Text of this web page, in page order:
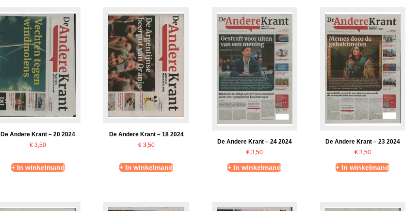
De Andere Krant – 20 2024
€ 3,50
+ In winkelmand
De Andere Krant – 18 2024
€3,50
+ In winkelmand
De Andere Krant – 24 2024
€3,50
+ In winkelmand
De Andere Krant – 23 2024
€3,50
+ In winkelmand